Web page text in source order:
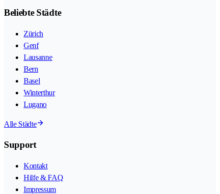
Beliebte Städte
Zürich
Genf
Lausanne
Bern
Basel
Winterthur
Lugano
Alle Städte
Support
Kontakt
Hilfe & FAQ
Impressum